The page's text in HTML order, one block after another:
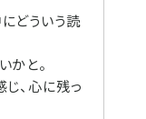
どういう読
かと。
、心に残っ